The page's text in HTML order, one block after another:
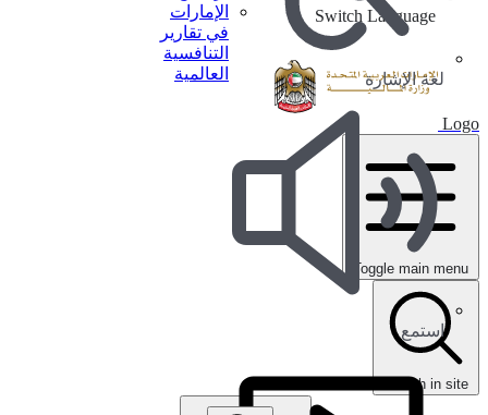
الإمارات
في تقارير
التنافسية
العالمية
لغة الإشارة
استمع
Switch Language
Logo
Toggle main menu
search in site